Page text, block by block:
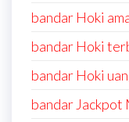
bandar Hoki
bandar Hoki
bandar Hoki
bandar Jackpot